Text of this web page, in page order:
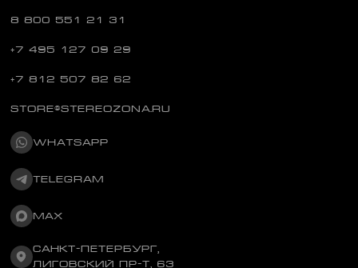
8 800 551 21 31
+7 495 127 09 29
+7 812 507 82 62
STORE@STEREOZONA.RU
WHATSAPP
TELEGRAM
MAX
САНКТ-ПЕТЕРБУРГ,
ЛИГОВСКИЙ ПР-Т, 63